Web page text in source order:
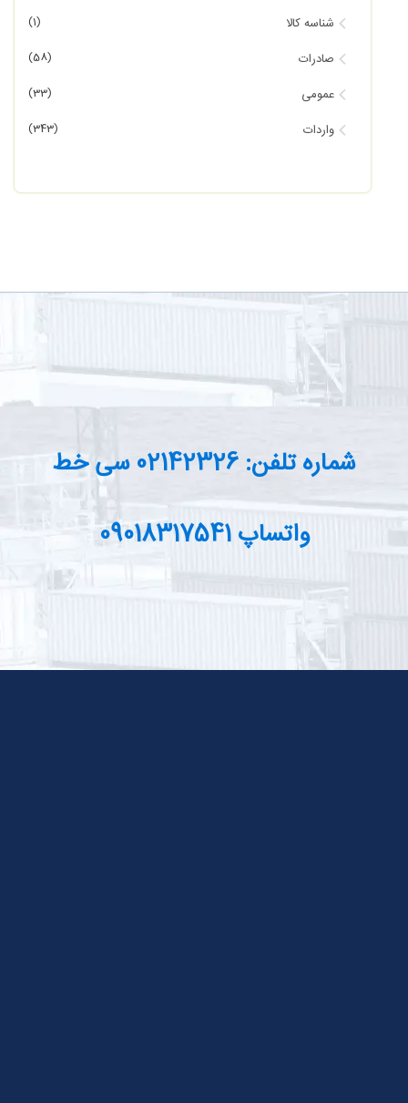
شناسه کالا (1)
صادرات (58)
عمومی (33)
واردات (343)
شماره تلفن: 02142326 سی خط
واتساپ 09018317541